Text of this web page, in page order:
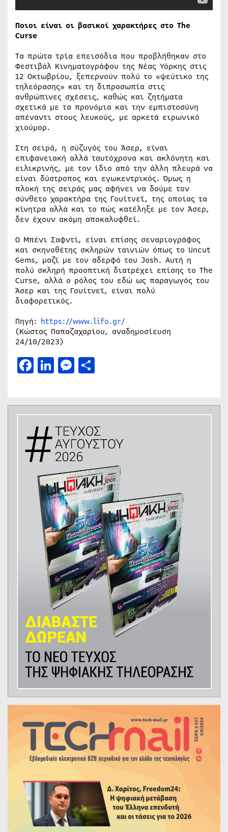
Ποιοι είναι οι βασικοί χαρακτήρες στο The
Curse
Τα πρώτα τρία επεισόδια που προβλήθηκαν στο
Φεστιβάλ Κινηματογράφου της Νέας Υόρκης στις
12 Οκτωβρίου, ξεπερνούν πολύ το «ψεύτικο της
τηλεόρασης» και τη διπροσωπία στις
ανθρώπινες σχέσεις, καθώς και ζητήματα
σχετικά με τα προνόμια και την εμπιστοσύνη
απέναντι στους λευκούς, με αρκετά ειρωνικό
χιούμορ.
Στη σειρά, η σύζυγός του Άσερ, είναι
επιφανειακή αλλά ταυτόχρονα και ακλόνητη και
ειλικρινής, με τον ίδιο από την άλλη πλευρά να
είναι δύστροπος και εγωκεντρικός. Όμως η
πλοκή της σειράς μας αφήνει να δούμε τον
σύνθετο χαρακτήρα της Γουίτνεϊ, της οποίας τα
κίνητρα αλλά και το πώς κατέληξε με τον Άσερ,
δεν έχουν ακόμη αποκαλυφθεί.
Ο Μπένι Σαφντί, είναι επίσης σεναριογράφος
και σκηνοθέτης σκληρών ταινιών όπως το Uncut
Gems, μαζί με τον αδερφό του Josh. Αυτή η
πολύ σκληρή προοπτική διατρέχει επίσης το The
Curse, αλλά ο ρόλος του εδώ ως παραγωγός του
Άσερ και της Γουίτνεϊ, είναι πολύ
διαφορετικός.
Πηγή: https://www.lifo.gr/
(Κώστας Παπαζαχαρίου, αναδημοσίευση
24/10/2023)
Facebook
LinkedIn
Messenger